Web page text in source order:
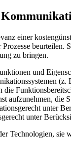
einer
beurteilen.
zu bringen.
und
(z.
aufzunehmen, die
unter
unter
Technologien, sie